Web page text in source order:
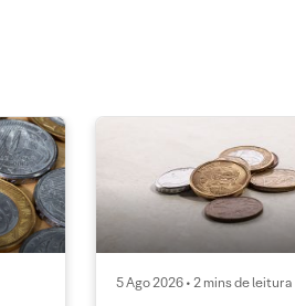
5 Ago 2026 • 2 mins de leitura